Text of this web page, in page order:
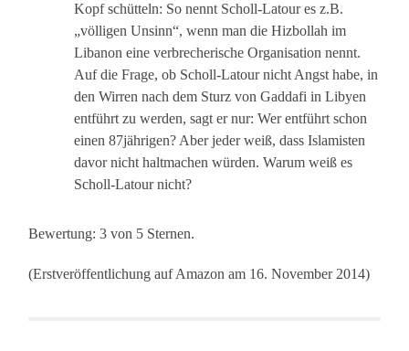
Kopf schütteln: So nennt Scholl-Latour es z.B.
„völligen Unsinn“, wenn man die Hizbollah im
Libanon eine verbrecherische Organisation nennt.
Auf die Frage, ob Scholl-Latour nicht Angst habe, in
den Wirren nach dem Sturz von Gaddafi in Libyen
entführt zu werden, sagt er nur: Wer entführt schon
einen 87jährigen? Aber jeder weiß, dass Islamisten
davor nicht haltmachen würden. Warum weiß es
Scholl-Latour nicht?
Bewertung: 3 von 5 Sternen.
(Erstveröffentlichung auf Amazon am 16. November 2014)